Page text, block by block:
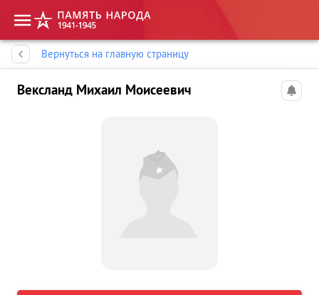
Вернуться на главную страницу
Вексланд Михаил Моисеевич
Память народа